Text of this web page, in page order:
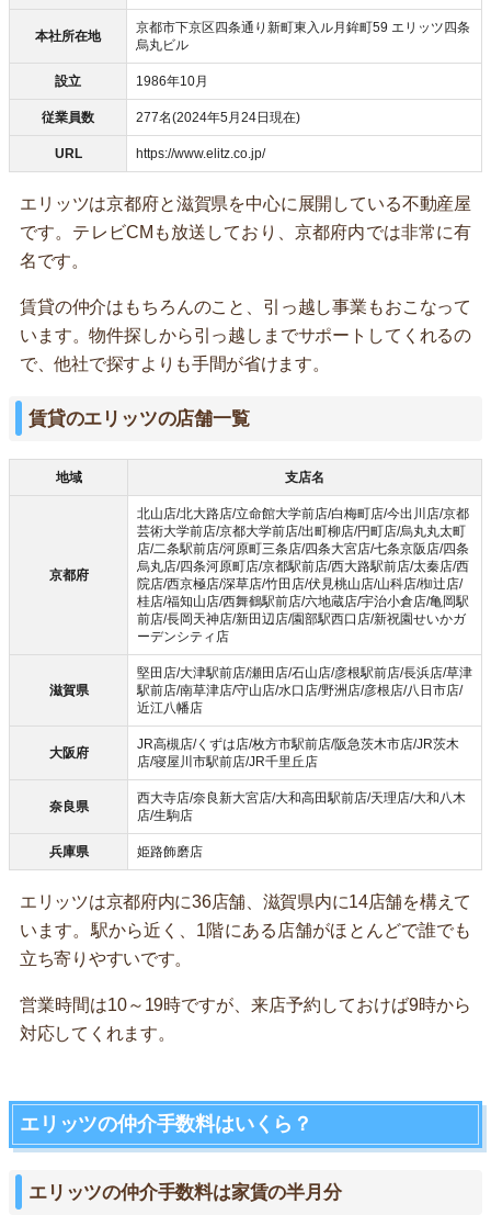
本社所在地
京都市下京区四条通り新町東入ル月鉾町59 エリッツ四条
烏丸ビル
設立 1986年10月
従業員数 277名(2024年5月24日現在)
URL https://www.elitz.co.jp/
エリッツは京都府と滋賀県を中心に展開している不動産屋
です。テレビCMも放送しており、京都府内では非常に有
名です。
賃貸の仲介はもちろんのこと、引っ越し事業もおこなって
います。物件探しから引っ越しまでサポートしてくれるの
で、他社で探すよりも手間が省けます。
賃貸のエリッツの店舗一覧
地域 支店名
京都府
北山店/北大路店/立命館大学前店/白梅町店/今出川店/京都
芸術大学前店/京都大学前店/出町柳店/円町店/烏丸丸太町
店/二条駅前店/河原町三条店/四条大宮店/七条京阪店/四条
烏丸店/四条河原町店/京都駅前店/西大路駅前店/太秦店/西
院店/西京極店/深草店/竹田店/伏見桃山店/山科店/椥辻店/
桂店/福知山店/西舞鶴駅前店/六地蔵店/宇治小倉店/亀岡駅
前店/長岡天神店/新田辺店/園部駅西口店/新祝園せいかガ
ーデンシティ店
滋賀県
堅田店/大津駅前店/瀬田店/石山店/彦根駅前店/長浜店/草津
駅前店/南草津店/守山店/水口店/野洲店/彦根店/八日市店/
近江八幡店
大阪府
JR高槻店/くずは店/枚方市駅前店/阪急茨木市店/JR茨木
店/寝屋川市駅前店/JR千里丘店
奈良県
西大寺店/奈良新大宮店/大和高田駅前店/天理店/大和八木
店/生駒店
兵庫県 姫路飾磨店
エリッツは京都府内に36店舗、滋賀県内に14店舗を構えて
います。駅から近く、1階にある店舗がほとんどで誰でも
立ち寄りやすいです。
営業時間は10～19時ですが、来店予約しておけば9時から
対応してくれます。
エリッツの仲介手数料はいくら？
エリッツの仲介手数料は家賃の半月分